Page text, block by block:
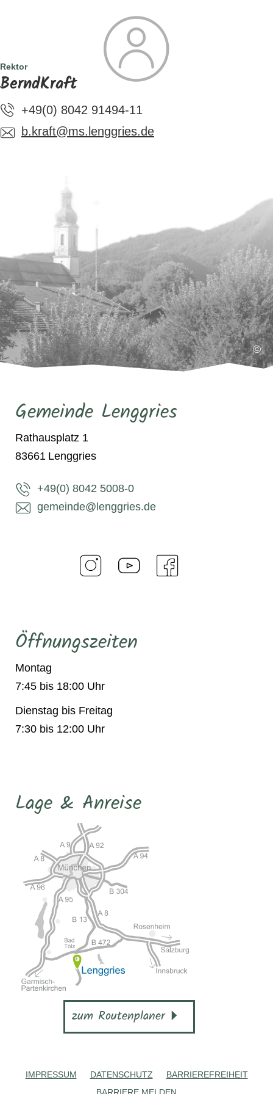
SUCHE
Rektor
BerndKraft
+49(0) 8042 91494-11
b.kraft@ms.lenggries.de
©
Gemeinde Lenggries
Rathausplatz 1
83661 Lenggries
+49(0) 8042 5008-0
gemeinde@lenggries.de
Öffnungszeiten
Montag
7:45 bis 18:00 Uhr
Dienstag bis Freitag
7:30 bis 12:00 Uhr
Lage & Anreise
zum Routenplaner
IMPRESSUM DATENSCHUTZ
BARRIEREFREIHEIT
BARRIERE MELDEN